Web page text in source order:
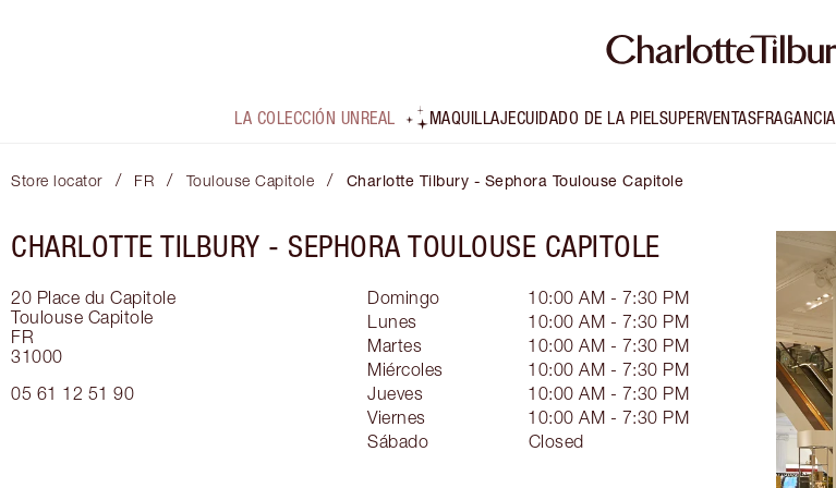
LA COLECCIÓN UNREAL MAQUILLAJECUIDADO DE LA PIELSUPERVENTASFRAGANCIA
Store locator / FR / Toulouse Capitole / Charlotte Tilbury - Sephora Toulouse Capitole
CHARLOTTE TILBURY - SEPHORA TOULOUSE CAPITOLE
20 Place du Capitole
Toulouse Capitole
FR
31000
05 61 12 51 90
Domingo
10:00 AM - 7:30 PM
Lunes
10:00 AM - 7:30 PM
Martes
10:00 AM - 7:30 PM
Miércoles
10:00 AM - 7:30 PM
Jueves
10:00 AM - 7:30 PM
Viernes
10:00 AM - 7:30 PM
Sábado
Closed